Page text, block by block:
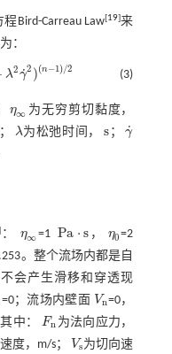
Bird-Carreau Law[19]来
：
λ2γ
˙2 )(n−1)/2
)/2 (3)
η∞
η∞ 为无穷剪切黏度，
； λ
λ 为松弛时间， s
s ； γ
˙
γ˙
： η∞
η∞=1 Pa ⋅ s
Pa⋅s ， η0
η0=2
。整个流场内都是自
会产生滑移和穿透现
=0；流场内壁面 Vn
Vn=0，
中： Fn
Fn 为法向应力，
度，m/s； Vs
Vs 为切向速